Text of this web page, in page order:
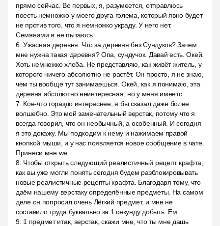
прямо сейчас. Во первых, я, разумеется, отправлюсь
поесть немножко у моего друга голема, который явно будет
не против того, что я немножко украду. У него нет.
Семянами я не пытаюсь.
6:Ужасная деревня. Что за деревня без Сундуков? Зачем
мне нужна такая деревня? Опа, сундучок. Давай есть. Окей.
Хоть немножко хлеба. Не представляю, как живёт житель, у
которого ничего абсолютно не растёт. Он просто, я не знаю,
чем ты вообще тут занимаешься. Окей, как я понимаю, эта
деревня абсолютно неинтересная, но у меня имеетс
7: Кое-что гораздо интереснее, я бы сказал даже более
волшебно. Это мой замечательный верстак, потому что я
всегда говорил, что он необычный, а особенный. И сегодня
я это докажу. Мы подходим к нему и нажимаем правой
кнопкой мыши, и у нас появляется новое сообщение в чате.
Принеси мне we
8: Чтобы открыть следующий реалистичный рецепт крафта,
как вы уже могли понять сегодня будем разблокировывать
новые реалистичные рецепты крафта. Благодаря тому, что
даём нашему верстаку определённые предметы. На самом
деле он попросил очень Лёгкий предмет, и мне не
составило труда буквально за 1 секунду добыть. Ем.
9: 1 предмет итак, верстак, скажи мне, что ты мне дашь